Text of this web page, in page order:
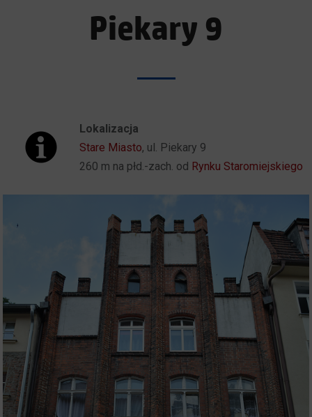
Piekary 9
Lokalizacja
Stare Miasto, ul. Piekary 9
260 m na płd.-zach. od Rynku Staromiejskiego